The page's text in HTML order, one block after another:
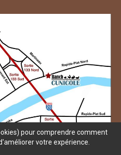
pour comprendre comment
votre expérience.